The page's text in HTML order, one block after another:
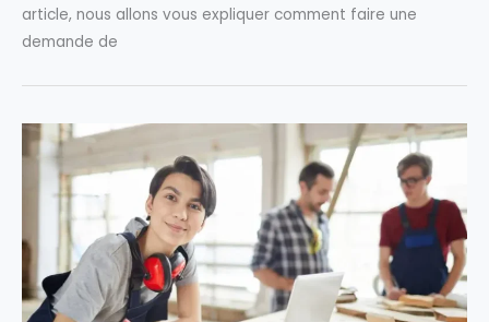
article, nous allons vous expliquer comment faire une
demande de